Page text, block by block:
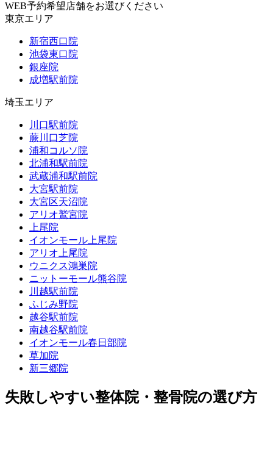
WEB予約希望店舗をお選びください
東京エリア
新宿西口院
池袋東口院
銀座院
成増駅前院
埼玉エリア
川口駅前院
蕨川口芝院
浦和コルソ院
北浦和駅前院
武蔵浦和駅前院
大宮駅前院
大宮区天沼院
アリオ鷲宮院
上尾院
イオンモール上尾院
アリオ上尾院
ウニクス鴻巣院
ニットーモール熊谷院
川越駅前院
ふじみ野院
越谷駅前院
南越谷駅前院
イオンモール春日部院
草加院
新三郷院
失敗しやすい整体院・整骨院の選び方